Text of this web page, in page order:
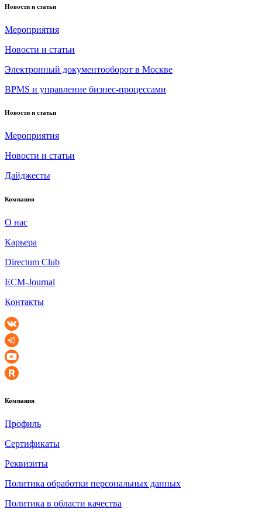
Новости и статьи
Мероприятия
Новости и статьи
Электронный документооборот в Москве
BPMS и управление бизнес-процессами
Новости и статьи
Мероприятия
Новости и статьи
Дайджесты
Компания
О нас
Карьера
Directum Club
ECM-Journal
Контакты
Компания
Профиль
Сертификаты
Реквизиты
Политика обработки персональных данных
Политика в области качества